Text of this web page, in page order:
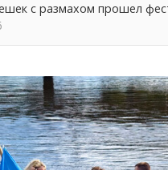
с размахом прошел